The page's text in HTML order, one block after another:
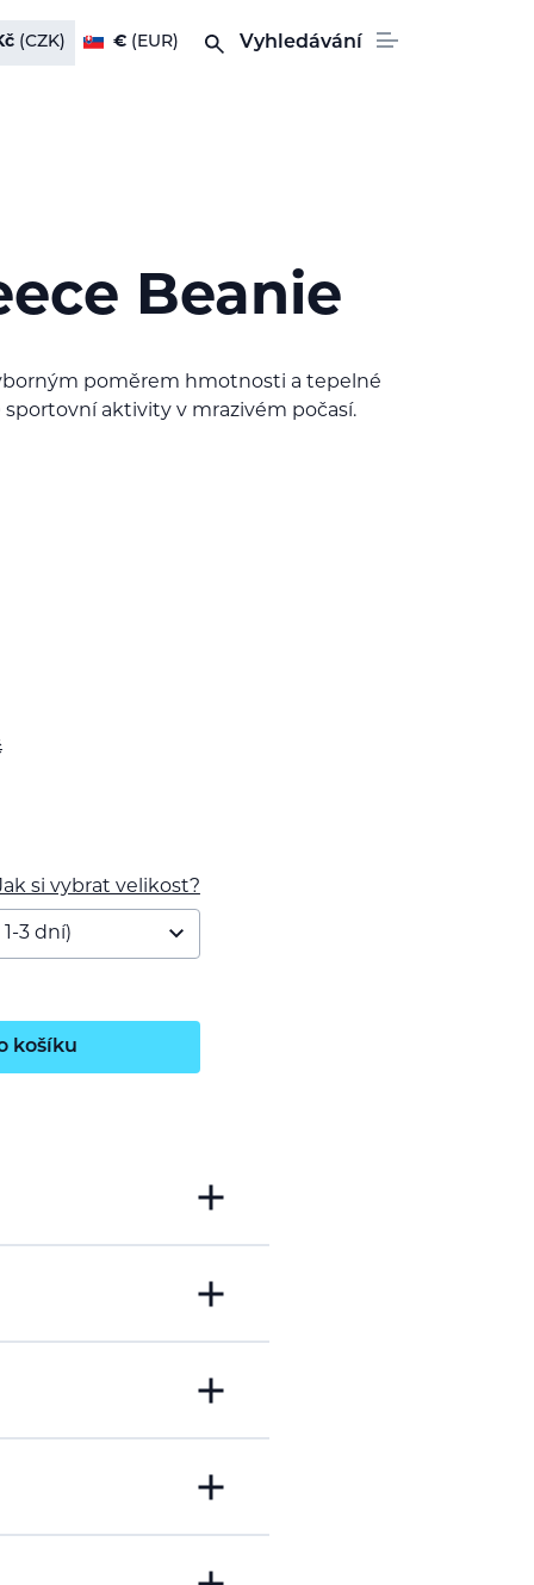
(CZK) € (EUR) Vyhledávání
Beanie
poměrem hmotnosti a tepelné
sportovní aktivity v mrazivém počasí.
si vybrat velikost?
košíku